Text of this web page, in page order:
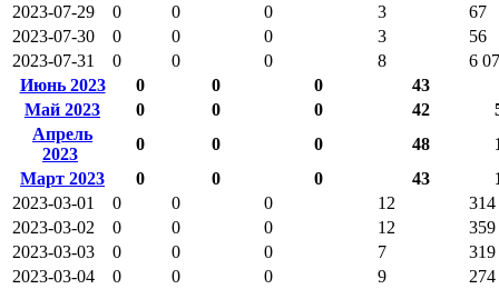
2023-07-29
0 0 0 3
67
2023-07-30
0 0 0 3
56
2023-07-31
0 0 0 8
6
Июнь 2023
0 0 0 43
Май 2023
0 0 0 42
Апрель
2023
0 0 0 48
Март 2023
0 0 0 43
2023-03-01
0 0 0 12
314
2023-03-02
0 0 0 12
359
2023-03-03
0 0 0 7
319
2023-03-04
0 0 0 9
274